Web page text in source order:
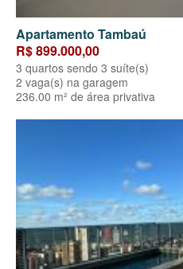
Apartamento Tambaú
R$ 899.000,00
3 quartos sendo 3 suíte(s)
2 vaga(s) na garagem
236.00 m² de área privativa